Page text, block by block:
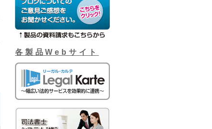
各製品Webサイト